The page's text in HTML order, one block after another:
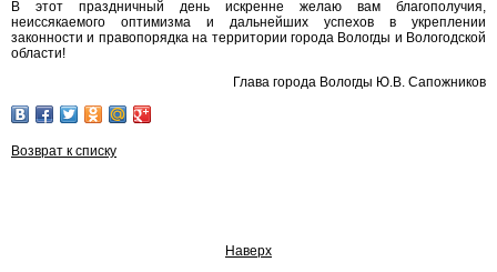
В этот праздничный день искренне желаю вам благополучия,
неиссякаемого оптимизма и дальнейших успехов в укреплении
законности и правопорядка на территории города Вологды и Вологодской
области!
Глава города Вологды Ю.В. Сапожников
Возврат к списку
Наверх